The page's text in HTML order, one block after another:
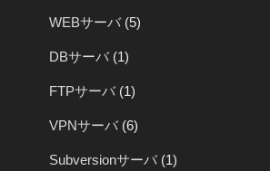
WEBサーバ(5)
DBサーバ(1)
FTPサーバ(1)
VPNサーバ(6)
Subversionサーバ(1)